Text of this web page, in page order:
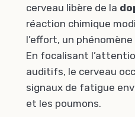
cerveau libère de la
réaction chimique
l’effort, un
En focalisant
auditifs, le cerveau
signaux de fatigue
et les poumons.